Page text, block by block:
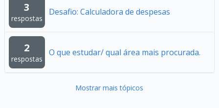
3
respostas
Desafio: Calculadora de despesas
2
respostas
O que estudar/ qual área mais procurada.
Mostrar mais tópicos